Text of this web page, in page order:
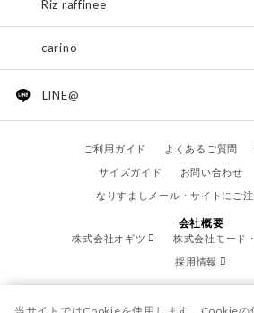
Riz raffinee
carino
LINE@
ご利用ガイド よくあるご質問
サイズガイド
お問い合わせ
なりすましメール・サイトにご
会社概要
株式会社オギツ
株式会社モード
採用情報